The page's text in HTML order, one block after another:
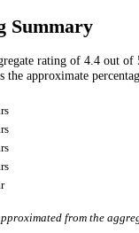
Summary
rating of 4.4 out of
approximate
s
s
s
s
from the